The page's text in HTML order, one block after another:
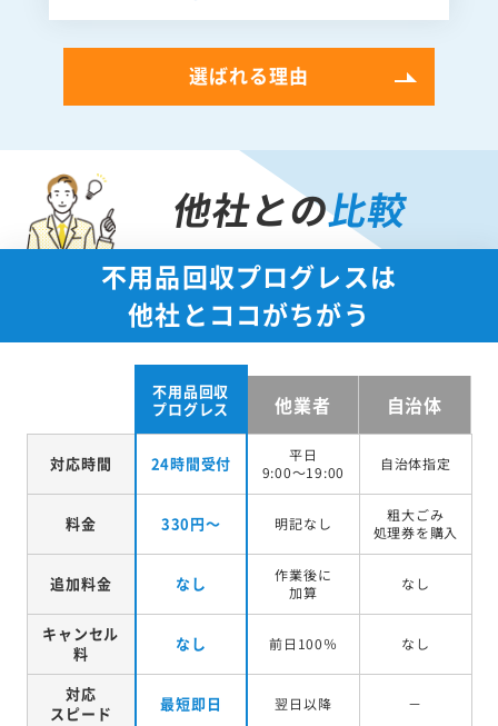
選ばれる理由
他社との比較
不用品回収プログレスは
他社とココがちがう
不用品回収
プログレス
他業者 自治体
対応時間 24時間受付
平日
9:00～19:00
自治体指定
料金 330円～ 明記なし
粗大ごみ
処理券を購入
追加料金 なし
作業後に
加算
なし
キャンセル
料
なし 前日100％ なし
対応
スピード
最短即日 翌日以降 －